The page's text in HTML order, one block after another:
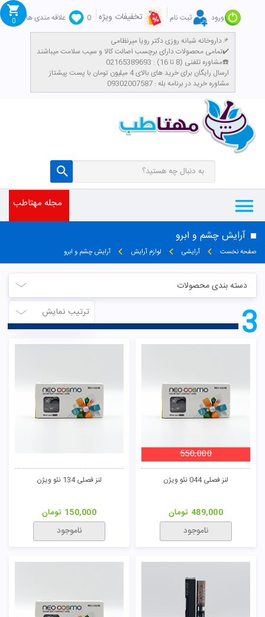
ورود ثبت نام تخفیفات ویژه 0
علاقه مندی ها
داروخانه شبانه روزی دکتر رویا میرنظامی📌
تمامی محصولات دارای برچسب اصالت کالا و سیب سلامت میباشند✔️
مشاوره تلفنی (8 تا 16) : 02165389693☎️
​ارسال رایگان برای خرید های بالای 4 میلیون تومان با پست پیشتاز
مشاوره خرید در برنامه بله : 09302007587
0
مجله مهتاطب
آرایش چشم و ابرو
صفحه نخست آرایشی لوازم آرایش آرایش چشم و ابرو
دسته بندی محصولات
ترتیب نمایش
3
لنز فصلی 044 نئو ویژن
550,000
489,000 تومان
ناموجود
لنز فصلی 134 نئو ویژن
150,000 تومان
ناموجود